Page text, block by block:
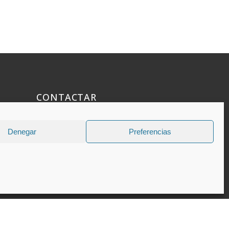
Denegar Preferencias
CONTACTAR
925 508 922